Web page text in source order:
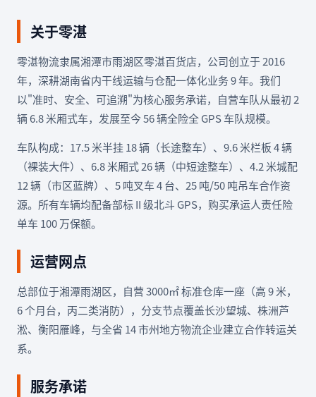
关于零湛
零湛物流隶属湘潭市雨湖区零湛百货店，公司创立于 2016
年，深耕湖南省内干线运输与仓配一体化业务 9 年。我们
以"准时、安全、可追溯"为核心服务承诺，自营车队从最初 2
辆 6.8 米厢式车，发展至今 56 辆全险全 GPS 车队规模。
车队构成：17.5 米半挂 18 辆（长途整车）、9.6 米栏板 4 辆
（裸装大件）、6.8 米厢式 26 辆（中短途整车）、4.2 米城配
12 辆（市区蓝牌）、5 吨叉车 4 台、25 吨/50 吨吊车合作资
源。所有车辆均配备部标 II 级北斗 GPS，购买承运人责任险
单车 100 万保额。
运营网点
总部位于湘潭雨湖区，自营 3000㎡ 标准仓库一座（高 9 米，
6 个月台，丙二类消防），分支节点覆盖长沙望城、株洲芦
淞、衡阳雁峰，与全省 14 市州地方物流企业建立合作转运关
系。
服务承诺